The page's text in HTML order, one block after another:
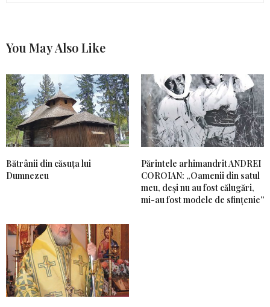
You May Also Like
Bătrânii din căsuța lui
Dumnezeu
Părintele arhimandrit ANDREI
COROIAN: „Oamenii din satul
meu, deși nu au fost călugări,
mi-au fost modele de sfințenie”